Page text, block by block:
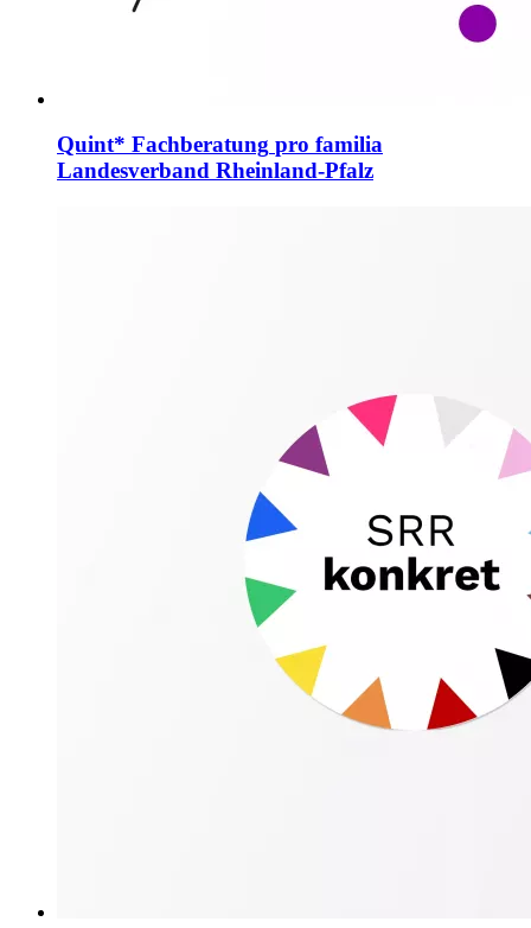
Quint* Fachberatung pro familia
Landesverband Rheinland-Pfalz